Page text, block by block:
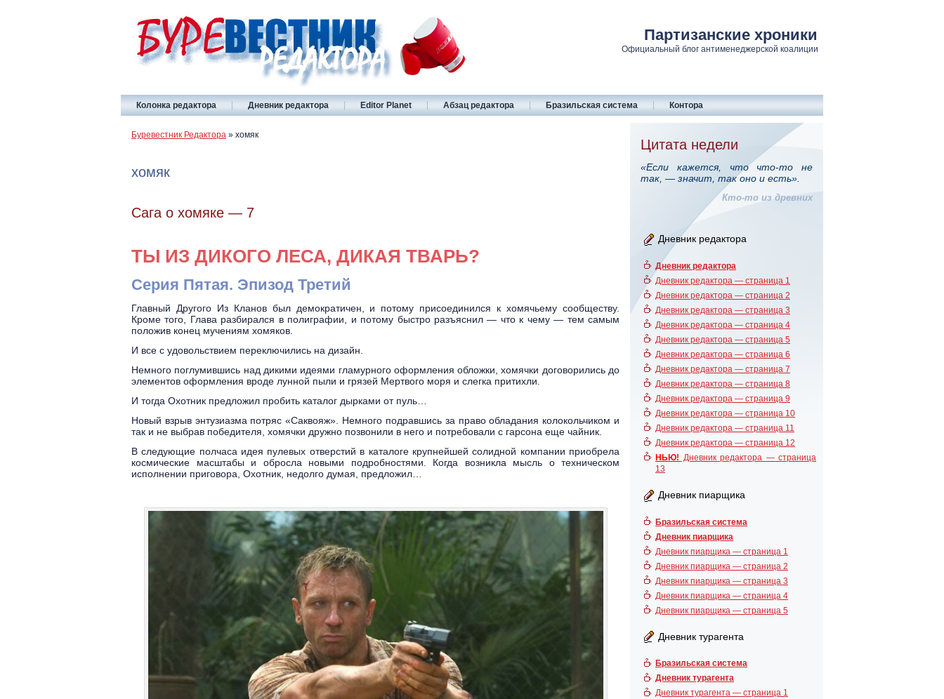
Партизанские хроники
Официальный блог антименеджерской коалиции
Колонка редактора Дневник редактора Editor Planet Абзац редактора Бразильская система Контора
Буревестник Редактора » хомяк
хомяк
Сага о хомяке — 7
ТЫ ИЗ ДИКОГО ЛЕСА, ДИКАЯ ТВАРЬ?
Серия Пятая. Эпизод Третий
Главный Другого Из Кланов был демократичен, и потому присоединился к хомячьему сообществу.
Кроме того, Глава разбирался в полиграфии, и потому быстро разъяснил — что к чему — тем самым
положив конец мучениям хомяков.
И все с удовольствием переключились на дизайн.
Немного поглумившись над дикими идеями гламурного оформления обложки, хомячки договорились до
элементов оформления вроде лунной пыли и грязей Мертвого моря и слегка притихли.
И тогда Охотник предложил пробить каталог дырками от пуль…
Новый взрыв энтузиазма потряс «Саквояж». Немного подравшись за право обладания колокольчиком и
так и не выбрав победителя, хомячки дружно позвонили в него и потребовали с гарсона еще чайник.
В следующие полчаса идея пулевых отверстий в каталоге крупнейшей солидной компании приобрела
космические масштабы и обросла новыми подробностями. Когда возникла мысль о техническом
исполнении приговора, Охотник, недолго думая, предложил…
Цитата недели
«Если кажется, что что-то не
так, — значит, так оно и есть».
Кто-то из древних
Дневник редактора
Дневник редактора
Дневник редактора — страница 1
Дневник редактора — страница 2
Дневник редактора — страница 3
Дневник редактора — страница 4
Дневник редактора — страница 5
Дневник редактора — страница 6
Дневник редактора — страница 7
Дневник редактора — страница 8
Дневник редактора — страница 9
Дневник редактора — страница 10
Дневник редактора — страница 11
Дневник редактора — страница 12
НЬЮ! Дневник редактора — страница
13
Дневник пиарщика
Бразильская система
Дневник пиарщика
Дневник пиарщика — страница 1
Дневник пиарщика — страница 2
Дневник пиарщика — страница 3
Дневник пиарщика — страница 4
Дневник пиарщика — страница 5
Дневник турагента
Бразильская система
Дневник турагента
Дневник турагента — страница 1